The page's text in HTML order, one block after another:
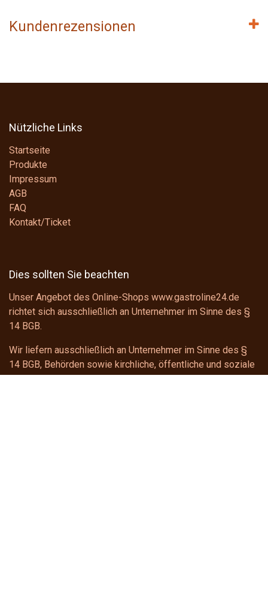
Kundenrezensionen
Nützliche Links
Startseite
Produkte
Impressum
AGB
FAQ
Kontakt/Ticket
Dies sollten Sie beachten
Unser Angebot des Online-Shops www.gastroline24.de
richtet sich ausschließlich an Unternehmer im Sinne des §
14 BGB.
Wir liefern ausschließlich an Unternehmer im Sinne des §
14 BGB, Behörden sowie kirchliche, öffentliche und soziale
Einrichtungen.